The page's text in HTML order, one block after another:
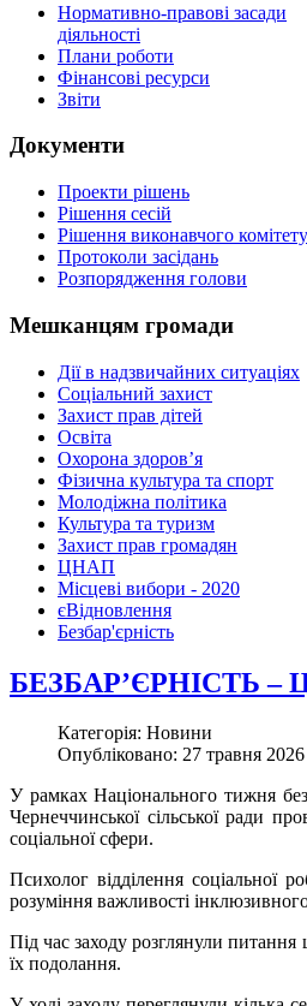
Нормативно-правові засади
діяльності
Плани роботи
Фінансові ресурси
Звіти
Документи
Проекти рішень
Рішення сесій
Рішення виконавчого комітету
Протоколи засідань
Розпорядження голови
Мешканцям громади
Дії в надзвичайних ситуаціях
Соціальний захист
Захист прав дітей
Освіта
Охорона здоров’я
Фізична культура та спорт
Молодіжна політика
Культура та туризм
Захист прав громадян
ЦНАП
Місцеві вибори - 2020
єВідновлення
Безбар'єрність
БЕЗБАР’ЄРНІСТЬ
Категорія: Новини
Опубліковано: 27 травня 2026
У рамках Національного тижня
Чернеччинської сільської ради
соціальної сфери.
Психолог відділення соціальної
розуміння важливості
Під час заходу розглянули
їх подолання.